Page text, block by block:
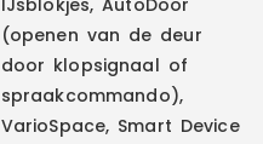
(openen van de deur
door klopsignaal of
spraakcommando),
VarioSpace, Smart Device